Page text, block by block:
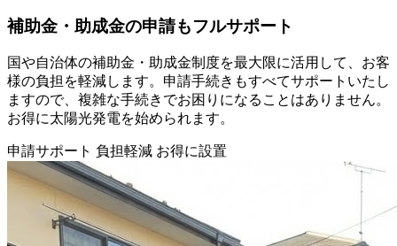
補助金・助成金の申請もフルサポート
国や自治体の補助金・助成金制度を最大限に活用して、お客
様の負担を軽減します。申請手続きもすべてサポートいたし
ますので、複雑な手続きでお困りになることはありません。
お得に太陽光発電を始められます。
申請サポート 負担軽減 お得に設置